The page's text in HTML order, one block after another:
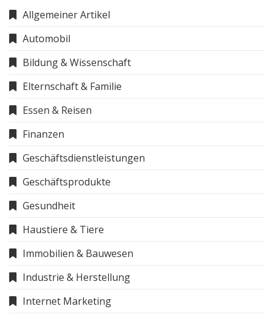
Allgemeiner Artikel
Automobil
Bildung & Wissenschaft
Elternschaft & Familie
Essen & Reisen
Finanzen
Geschäftsdienstleistungen
Geschäftsprodukte
Gesundheit
Haustiere & Tiere
Immobilien & Bauwesen
Industrie & Herstellung
Internet Marketing